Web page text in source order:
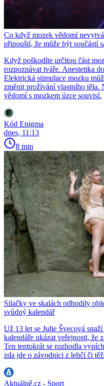
Co když mozek vědomí
připouští, že může být součástí
Když poškodíte určitou část
rozpoznávat tváře. Anestetika
Elektrická stimulace mozku
změnit prožívání vlastního těla.
vědomí s mozkem úzce souvisí.
Kód Enigma
dnes, 11:13
8 min
Silačky ve skalách odhodily
svůdný kalendář
Už 13 let se Julie Švecová
kalendáře ukázat veřejnosti, že
Ten tentokrát se rozhodla
zda jde o závodnici z lehčí či
Aktuálně.cz - Sport